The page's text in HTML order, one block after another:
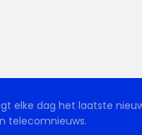
elke dag het laatste
telecomnieuws.